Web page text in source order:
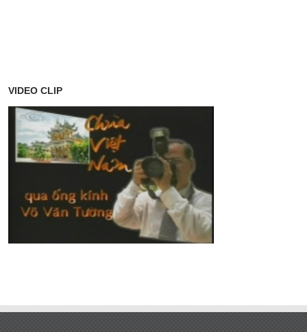
VIDEO CLIP